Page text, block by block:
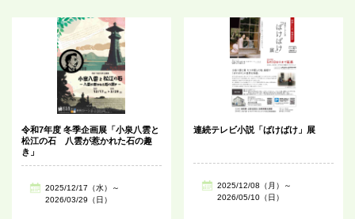
令和7年度 冬季企画展「小泉八雲と
松江の石 八雲が惹かれた石の趣
き」
2025/12/17（水）～
2026/03/29（日）
連続テレビ小説「ばけばけ」展
2025/12/08（月）～
2026/05/10（日）